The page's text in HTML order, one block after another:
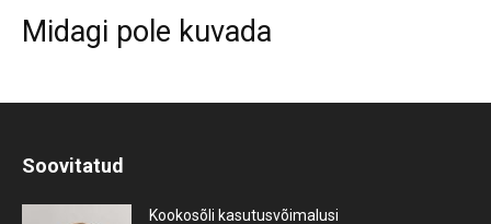
Midagi pole kuvada
Soovitatud
Kookosõli kasutusvõimalusi